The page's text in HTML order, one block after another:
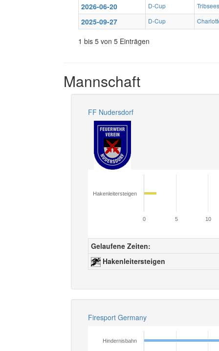
2026-06-20 D-Cup Tribsees
2025-09-27 D-Cup
1 bis 5 von 5 Einträgen
Mannschaft
FF Nudersdorf
Hakenleitersteigen
0 5 10
Gelaufene Zeiten:
Hakenleitersteigen
Firesport Germany
Hindernisbahn